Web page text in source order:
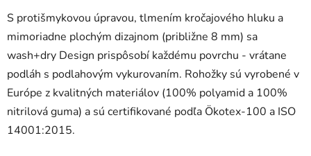
S protišmykovou úpravou, tlmením kročajového hluku a
mimoriadne plochým dizajnom (približne 8 mm) sa
wash+dry Design prispôsobí každému povrchu - vrátane
podláh s podlahovým vykurovaním. Rohožky sú vyrobené v
Európe z kvalitných materiálov (100% polyamid a 100%
nitrilová guma) a sú certifikované podľa Ökotex-100 a ISO
14001:2015.